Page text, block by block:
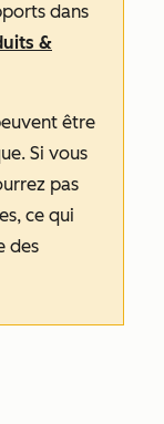
dans
&
être
Si vous
pas
ce qui
des